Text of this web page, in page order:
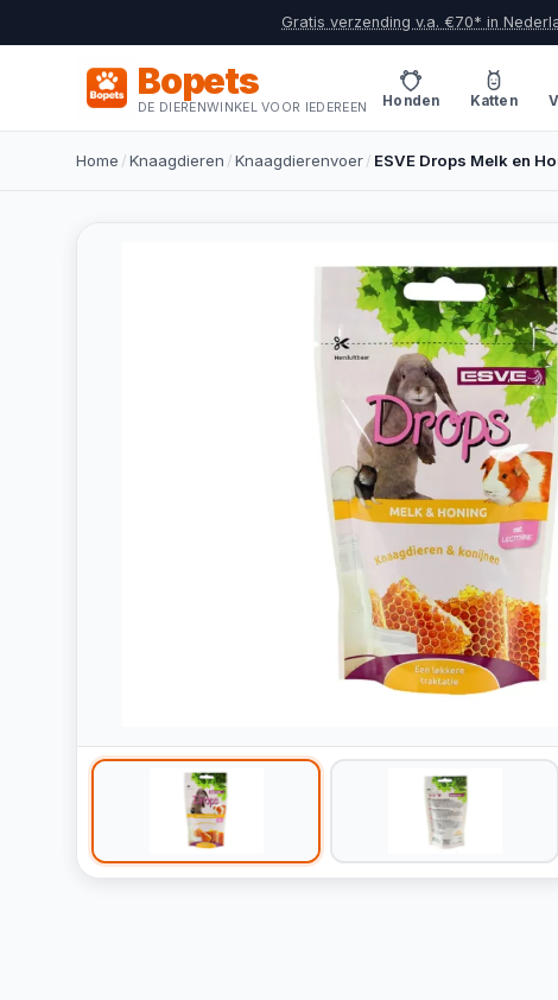
Gratis verzending v.a. €70* in
Bopets
DE DIERENWINKEL VOOR IEDEREEN Honden Katten
Home /Knaagdieren /Knaagdierenvoer/ ESVE Drops Melk en